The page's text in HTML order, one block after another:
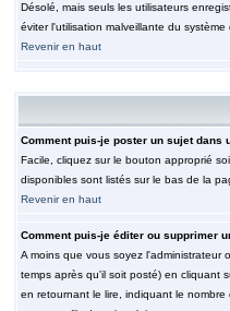
Désolé, mais seuls les utilisateurs
éviter l'utilisation malveillante du
Revenir en haut
Comment puis-je poster un sujet dans
Facile, cliquez sur le bouton approprié
disponibles sont listés sur le bas de la
Revenir en haut
Comment puis-je éditer ou supprimer
A moins que vous soyez l'administrateur
temps après qu'il soit posté) en cliquant
en retournant le lire, indiquant le